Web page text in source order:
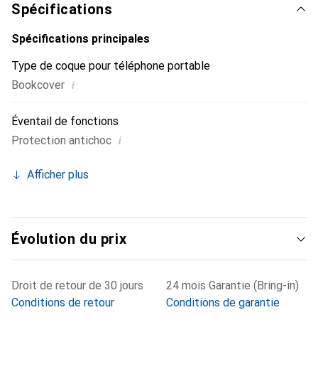
Spécifications
Spécifications principales
Type de coque pour téléphone portable
Bookcover i
Éventail de fonctions
Protection antichoc i
Afficher plus
Évolution du prix
Droit de retour de 30 jours
Conditions de retour
24 mois Garantie (Bring-in)
Conditions de garantie